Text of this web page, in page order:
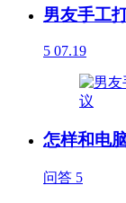
男友手工
5 07.19
怎样和电
问答 5